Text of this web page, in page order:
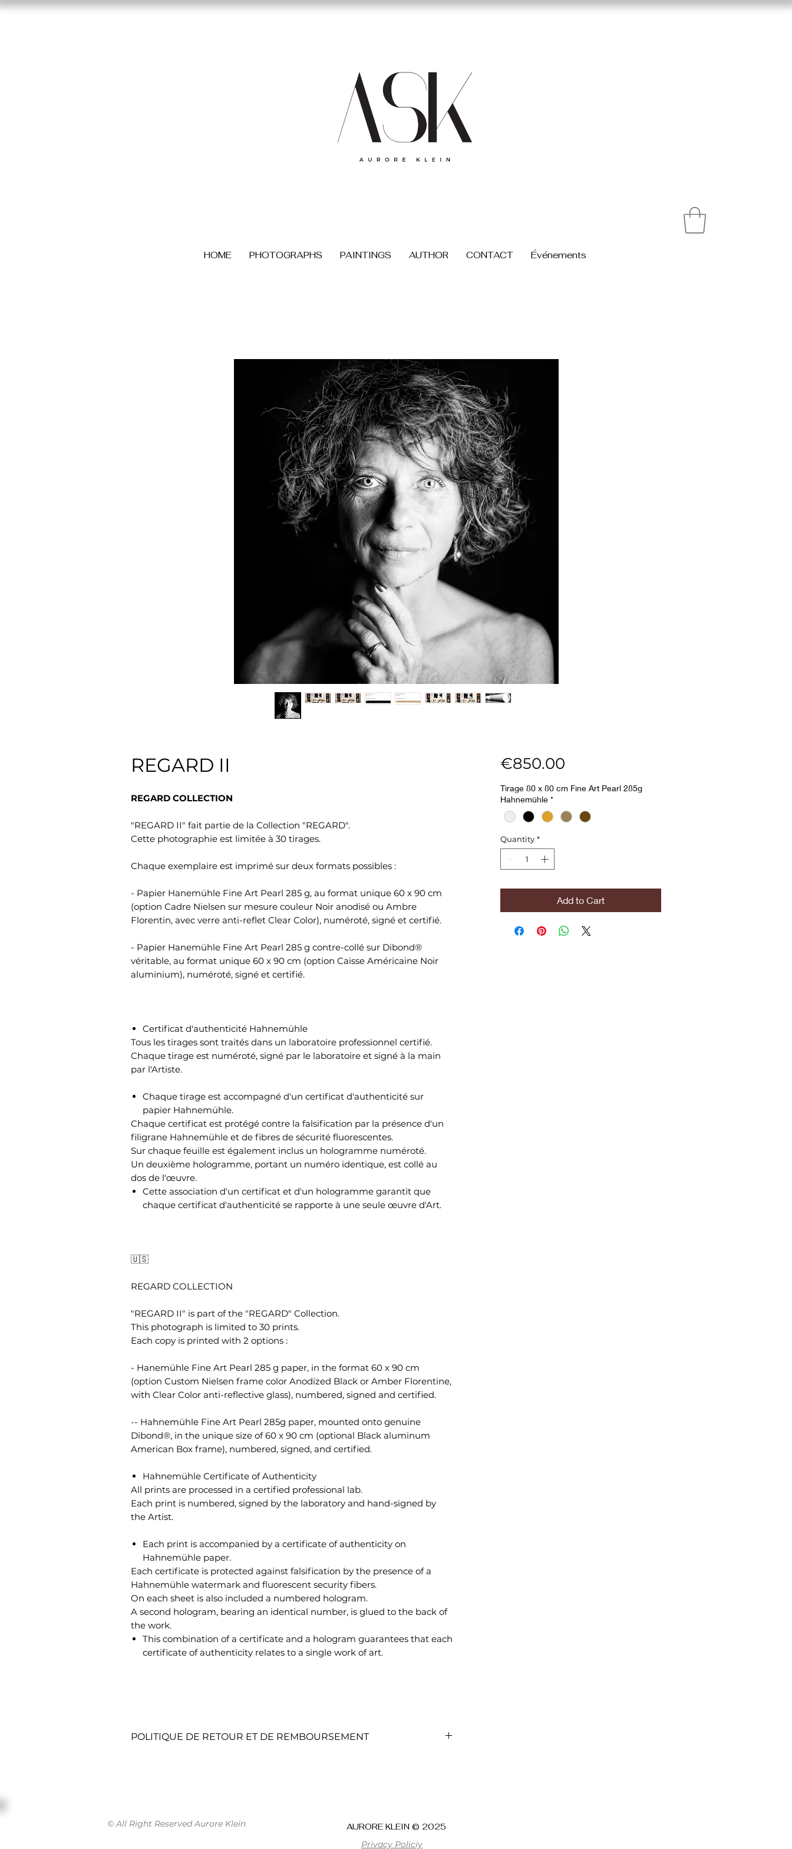
HOME PHOTOGRAPHS PAINTINGS AUTHOR CONTACT Événements
REGARD II
REGARD COLLECTION
"REGARD II" fait partie de la Collection "REGARD".
Cette photographie est limitée à 30 tirages.
Chaque exemplaire est imprimé sur deux formats possibles :
- Papier Hanemühle Fine Art Pearl 285 g, au format unique 60 x 90 cm
(option Cadre Nielsen sur mesure couleur Noir anodisé ou Ambre
Florentin, avec verre anti-reflet Clear Color), numéroté, signé et certifié.
- Papier Hanemühle Fine Art Pearl 285 g contre-collé sur Dibond®
véritable, au format unique 60 x 90 cm (option Caisse Américaine Noir
aluminium), numéroté, signé et certifié.
Certificat d'authenticité Hahnemühle
Tous les tirages sont traités dans un laboratoire professionnel certifié.
Chaque tirage est numéroté, signé par le laboratoire et signé à la main
par l'Artiste.
Chaque tirage est accompagné d'un certificat d'authenticité sur
papier Hahnemühle.
Chaque certificat est protégé contre la falsification par la présence d'un
filigrane Hahnemühle et de fibres de sécurité fluorescentes.
Sur chaque feuille est également inclus un hologramme numéroté.
Un deuxième hologramme, portant un numéro identique, est collé au
dos de l'œuvre.
Cette association d'un certificat et d'un hologramme garantit que
chaque certificat d'authenticité se rapporte à une seule œuvre d'Art.
🇺🇸
REGARD COLLECTION
"REGARD II" is part of the "REGARD" Collection.
This photograph is limited to 30 prints.
Each copy is printed with 2 options :
- Hanemühle Fine Art Pearl 285 g paper, in the format 60 x 90 cm
(option Custom Nielsen frame color Anodized Black or Amber Florentine,
with Clear Color anti-reflective glass), numbered, signed and certified.
-- Hahnemühle Fine Art Pearl 285g paper, mounted onto genuine
Dibond®, in the unique size of 60 x 90 cm (optional Black aluminum
American Box frame), numbered, signed, and certified.
Hahnemühle Certificate of Authenticity
All prints are processed in a certified professional lab.
Each print is numbered, signed by the laboratory and hand-signed by
the Artist.
Each print is accompanied by a certificate of authenticity on
Hahnemühle paper.
Each certificate is protected against falsification by the presence of a
Hahnemühle watermark and fluorescent security fibers.
On each sheet is also included a numbered hologram.
A second hologram, bearing an identical number, is glued to the back of
the work.
This combination of a certificate and a hologram guarantees that each
certificate of authenticity relates to a single work of art.
POLITIQUE DE RETOUR ET DE REMBOURSEMENT
Une fois votre commande reçue, vous pouvez :
€850.00Price
Tirage 80 x 80 cm Fine Art Pearl 285g
Hahnemühle *
Quantity *
Add to Cart
AURORE KLEIN © 2025
© All Right Reserved Aurore Klein
Privacy Policiy